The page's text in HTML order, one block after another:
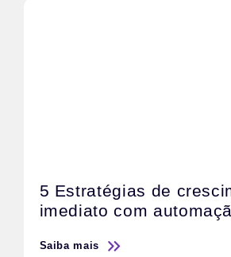
5 Estratégias de
imediato com
Saiba mais